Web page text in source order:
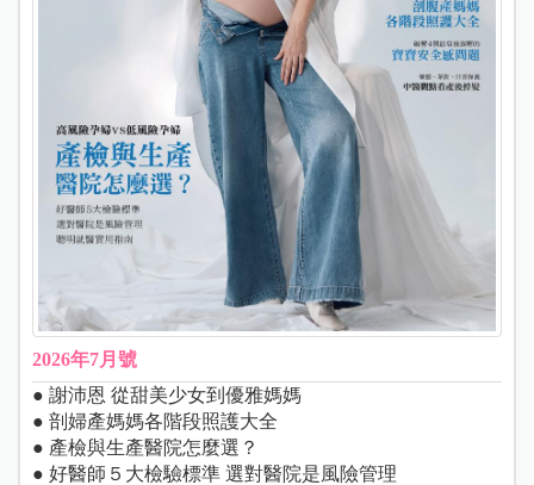
2026年7月號
● 謝沛恩 從甜美少女到優雅媽媽
● 剖婦產媽媽各階段照護大全
● 產檢與生產醫院怎麼選？
● 好醫師５大檢驗標準 選對醫院是風險管理